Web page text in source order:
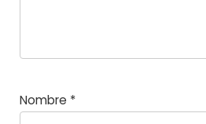
Nombre *